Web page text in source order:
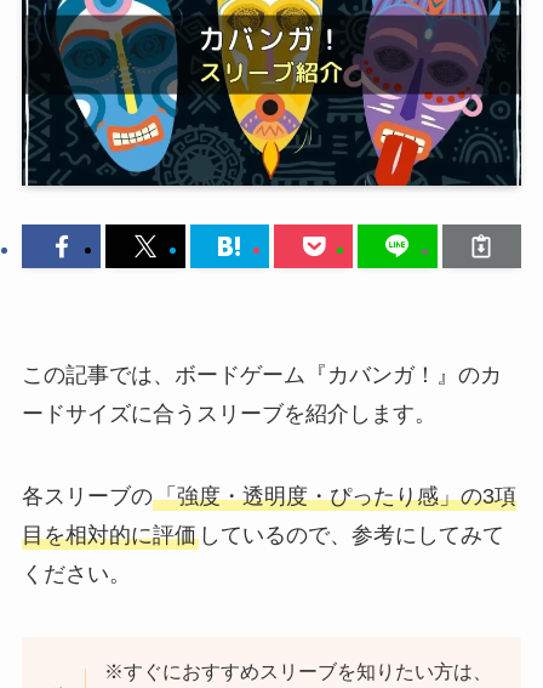
この記事では、ボードゲーム『カバンガ！』のカ
ードサイズに合うスリーブを紹介します。
各スリーブの「強度・透明度・ぴったり感」の3項
目を相対的に評価しているので、参考にしてみて
ください。
※すぐにおすすめスリーブを知りたい方は、